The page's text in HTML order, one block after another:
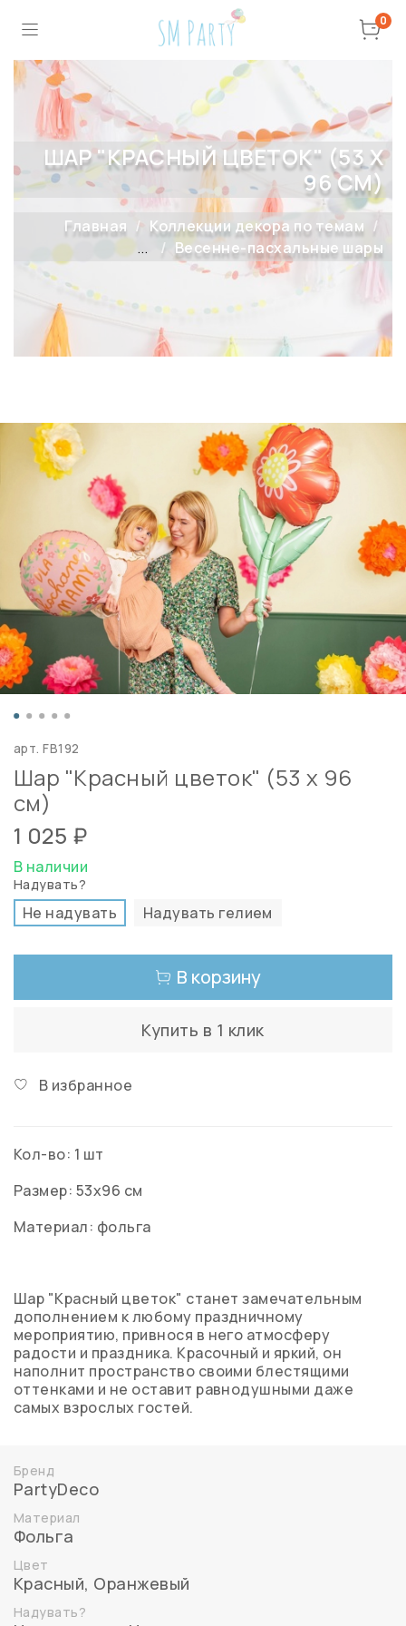
0
ШАР "КРАСНЫЙ ЦВЕТОК" (53 Х
96 СМ)
Главная
Коллекции декора по темам
...
Весенне-пасхальные шары
арт.FB192
Шар "Красный цветок" (53 х 96
см)
1 025 ₽
В наличии
Надувать?
Не надувать Надувать гелием
В корзину
Купить в 1 клик
В избранное
Кол-во: 1 шт
Размер: 53x96 см
Материал: фольга
Шар "Красный цветок" станет замечательным
дополнением к любому праздничному
мероприятию, привнося в него атмосферу
радости и праздника. Красочный и яркий, он
наполнит пространство своими блестящими
оттенками и не оставит равнодушными даже
самых взрослых гостей.
Бренд
PartyDeco
Материал
Фольга
Цвет
Красный, Оранжевый
Надувать?